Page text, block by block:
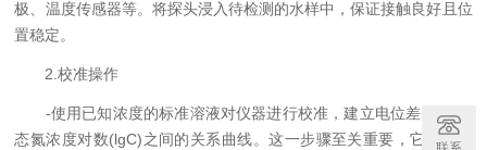
极、温度传感器等。将探头浸入待检测的水样中，保证接触良好且位
置稳定。
2.校准操作
-使用已知浓度的标准溶液对仪器进行校准，建立电位差(E)与硝
态氮浓度对数(lgC)之间的关系曲线。这一步骤至关重要，它为后续